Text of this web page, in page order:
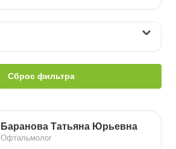
Сброс фильтра
Баранова Татьяна Юрьевна
Офтальмолог